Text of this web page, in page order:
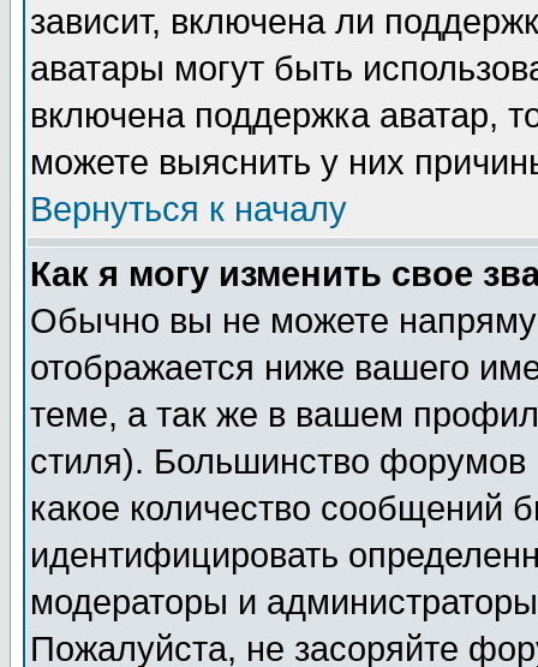
зависит, включена ли
аватары могут быть
включена поддержка аватар,
можете выяснить у них
Вернуться к началу
Как я могу изменить свое
Обычно вы не можете
отображается ниже вашего
теме, а так же в вашем
стиля). Большинство форумов
какое количество сообщений
идентифицировать
модераторы и
Пожалуйста, не засоряйте